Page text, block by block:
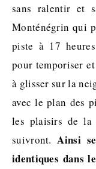
sans ralentir et
Monténégrin qui
piste à 17
pour temporiser
à glisser sur la
avec le plan des
les plaisirs de la
suivront. Ainsi
identiques dans